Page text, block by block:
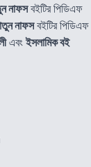
নাফসবইটির পিডিএফ
নাফসবইটির পিডিএফ
এবংইসলামিক বই